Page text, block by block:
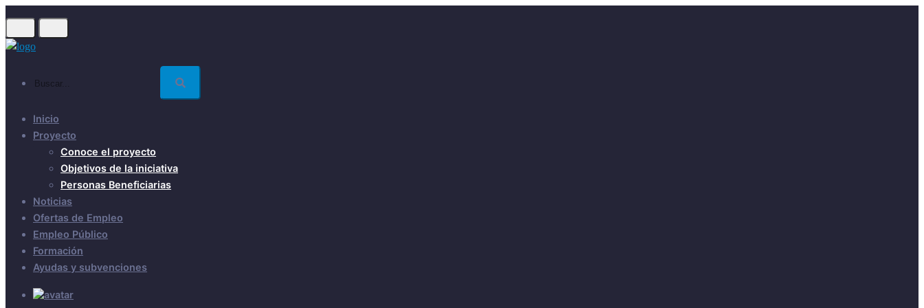
main
Inicio
Proyecto
Conoce el proyecto
Objetivos de la iniciativa
Personas Beneficiarias
Noticias
Ofertas de Empleo
Empleo Público
Formación
Ayudas y subvenciones